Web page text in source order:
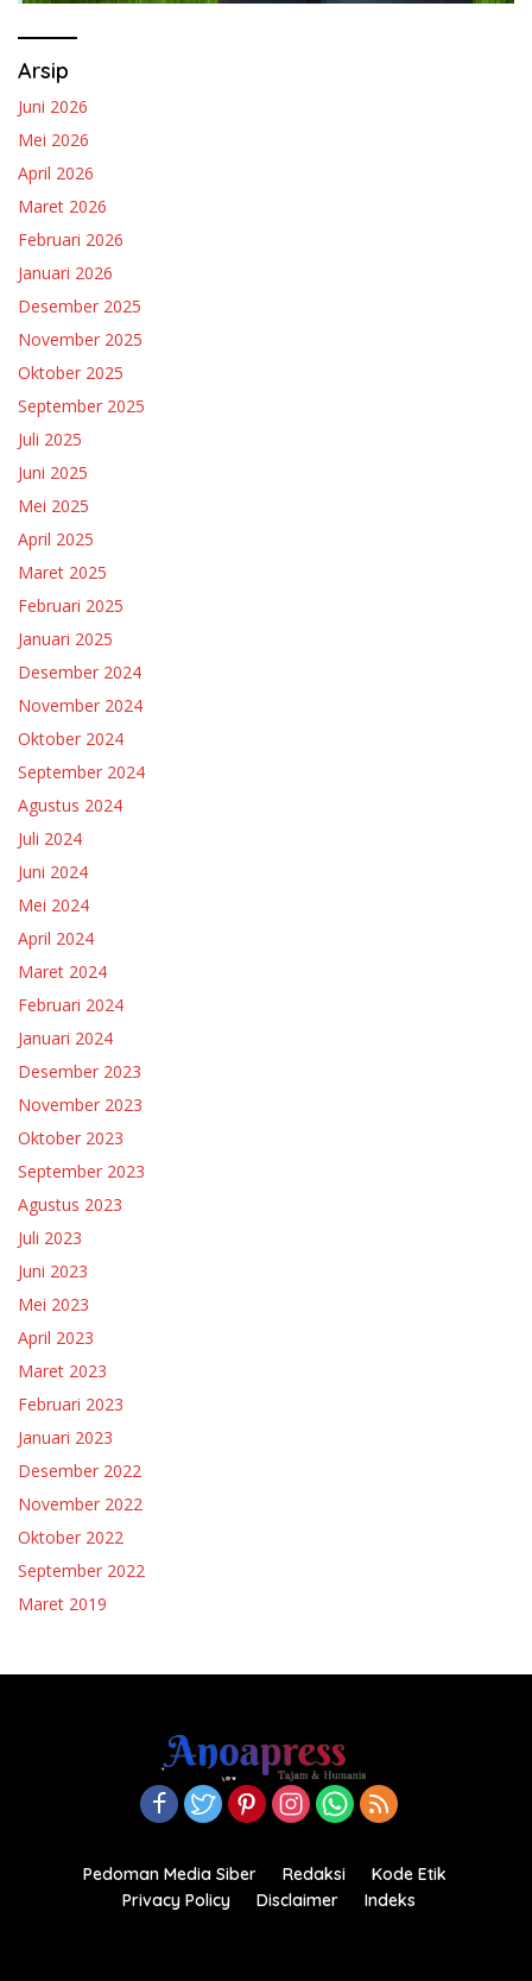
Arsip
Juni 2026
Mei 2026
April 2026
Maret 2026
Februari 2026
Januari 2026
Desember 2025
November 2025
Oktober 2025
September 2025
Juli 2025
Juni 2025
Mei 2025
April 2025
Maret 2025
Februari 2025
Januari 2025
Desember 2024
November 2024
Oktober 2024
September 2024
Agustus 2024
Juli 2024
Juni 2024
Mei 2024
April 2024
Maret 2024
Februari 2024
Januari 2024
Desember 2023
November 2023
Oktober 2023
September 2023
Agustus 2023
Juli 2023
Juni 2023
Mei 2023
April 2023
Maret 2023
Februari 2023
Januari 2023
Desember 2022
November 2022
Oktober 2022
September 2022
Maret 2019
Pedoman Media Siber Redaksi
Kode Etik
Privacy Policy
Disclaimer
Indeks